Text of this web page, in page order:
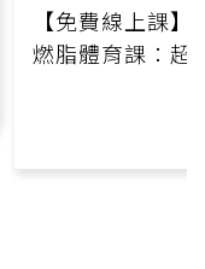
【免費線上課
燃脂體育課：超